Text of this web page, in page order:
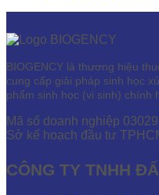
BIOGENCY là thương hiệu
cung cấp giải pháp sinh học
phẩm sinh học (vi sinh) chính
Mã số doanh nghiệp
Sở kế hoạch đầu tư
CÔNG TY TNHH